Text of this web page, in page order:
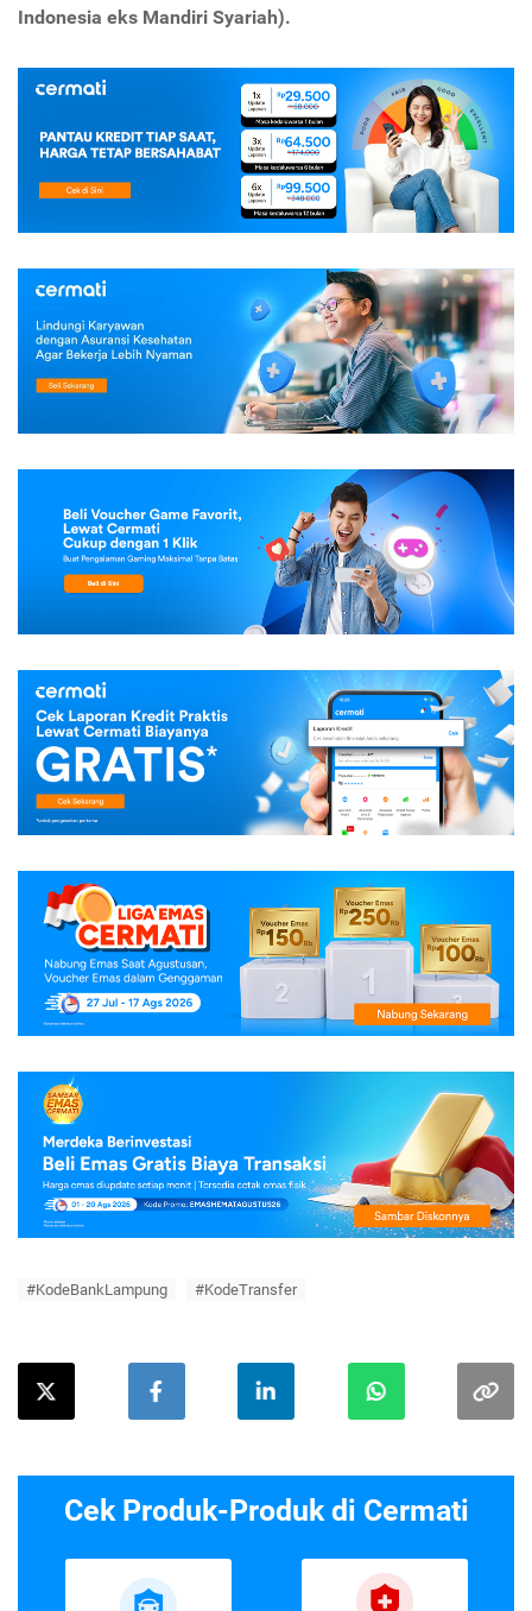
Indonesia eks Mandiri Syariah).
#KodeBankLampung #KodeTransfer
Cek Produk-Produk di Cermati